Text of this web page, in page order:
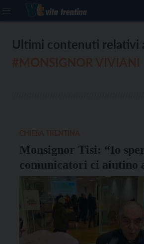
Ultimi contenuti relativi
Monsignor Tisi: “Io
comunicatori ci aiutino
riprendere parole